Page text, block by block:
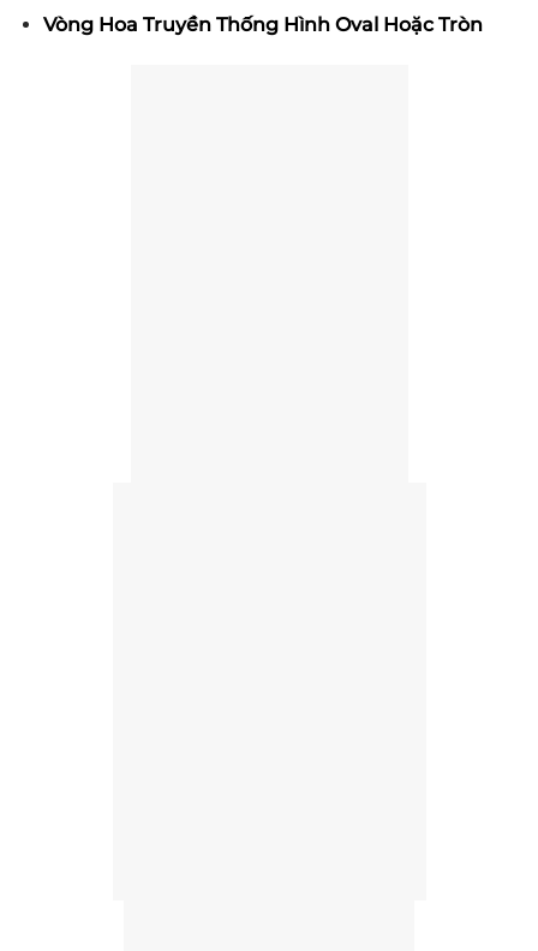
Vòng Hoa Truyền Thống Hình Oval Hoặc Tròn